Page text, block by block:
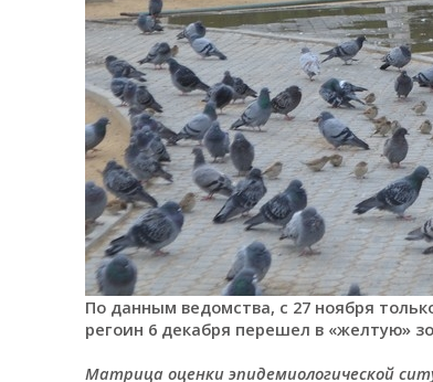
По данным ведомства, с 27 ноября
регоин 6 декабря перешел в «желтую»
Матрица оценки эпидемиологической